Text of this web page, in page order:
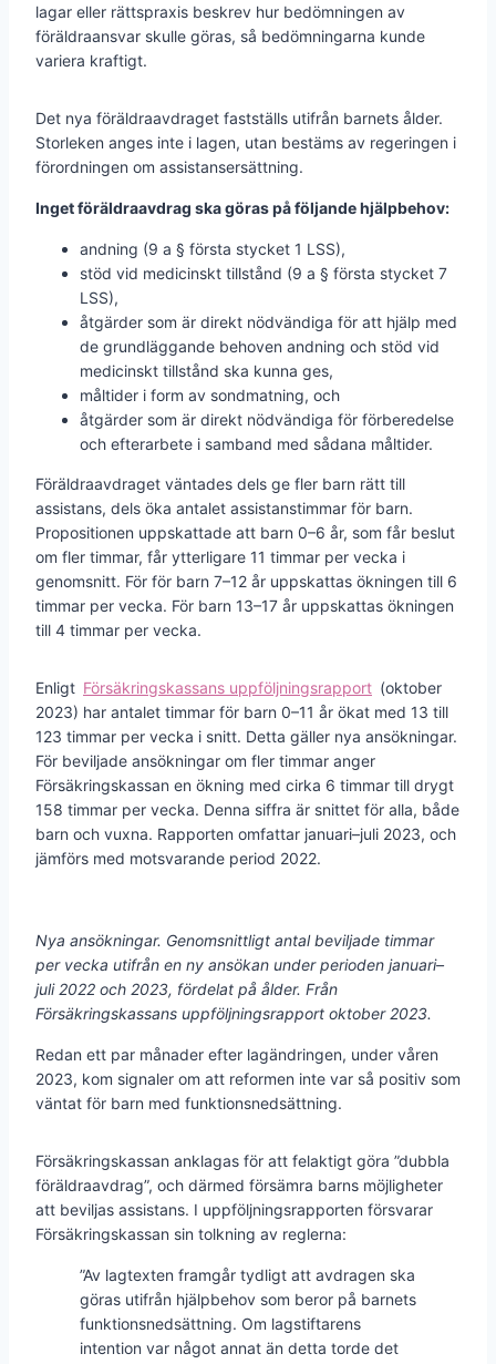
lagar eller rättspraxis beskrev hur bedömningen av
föräldraansvar skulle göras, så bedömningarna kunde
variera kraftigt.
Det nya föräldraavdraget fastställs utifrån barnets ålder.
Storleken anges inte i lagen, utan bestäms av regeringen i
förordningen om assistansersättning.
Inget föräldraavdrag ska göras på följande hjälpbehov:
andning (9 a § första stycket 1 LSS),
stöd vid medicinskt tillstånd (9 a § första stycket 7
LSS),
åtgärder som är direkt nödvändiga för att hjälp med
de grundläggande behoven andning och stöd vid
medicinskt tillstånd ska kunna ges,
måltider i form av sondmatning, och
åtgärder som är direkt nödvändiga för förberedelse
och efterarbete i samband med sådana måltider.
Föräldraavdraget väntades dels ge fler barn rätt till
assistans, dels öka antalet assistanstimmar för barn.
Propositionen uppskattade att barn 0–6 år, som får beslut
om fler timmar, får ytterligare 11 timmar per vecka i
genomsnitt. För för barn 7–12 år uppskattas ökningen till 6
timmar per vecka. För barn 13–17 år uppskattas ökningen
till 4 timmar per vecka.
Enligt Försäkringskassans uppföljningsrapport (oktober
2023) har antalet timmar för barn 0–11 år ökat med 13 till
123 timmar per vecka i snitt. Detta gäller nya ansökningar.
För beviljade ansökningar om fler timmar anger
Försäkringskassan en ökning med cirka 6 timmar till drygt
158 timmar per vecka. Denna siffra är snittet för alla, både
barn och vuxna. Rapporten omfattar januari–juli 2023, och
jämförs med motsvarande period 2022.
Nya ansökningar. Genomsnittligt antal beviljade timmar
per vecka utifrån en ny ansökan under perioden januari–
juli 2022 och 2023, fördelat på ålder. Från
Försäkringskassans uppföljningsrapport oktober 2023.
Redan ett par månader efter lagändringen, under våren
2023, kom signaler om att reformen inte var så positiv som
väntat för barn med funktionsnedsättning.
Försäkringskassan anklagas för att felaktigt göra ”dubbla
föräldraavdrag”, och därmed försämra barns möjligheter
att beviljas assistans. I uppföljningsrapporten försvarar
Försäkringskassan sin tolkning av reglerna:
”Av lagtexten framgår tydligt att avdragen ska
göras utifrån hjälpbehov som beror på barnets
funktionsnedsättning. Om lagstiftarens
intention var något annat än detta torde det